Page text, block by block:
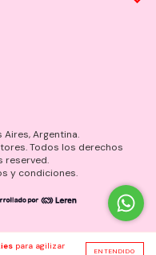
para agilizar
ENTENDIDO
Aires, Argentina.
Todos los derechos
reserved.
y condiciones.